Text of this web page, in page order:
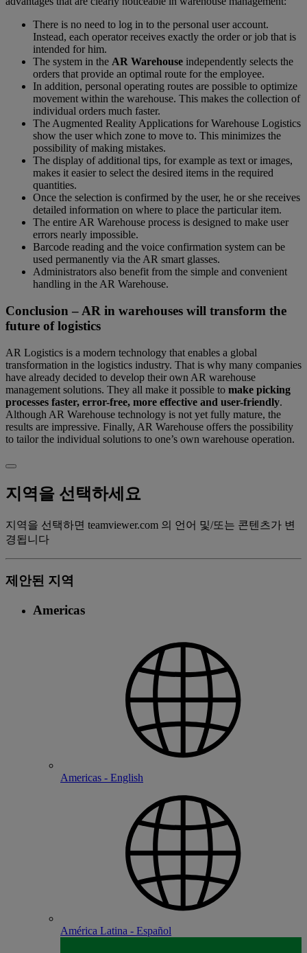
There is no need to log in to the personal user account.
Instead, each operator receives exactly the order or job that is
intended for him.
The system in the AR Warehouse independently selects the
orders that provide an optimal route for the employee.
In addition, personal operating routes are possible to optimize
movement within the warehouse. This makes the collection of
individual orders much faster.
The Augmented Reality Applications for Warehouse Logistics
show the user which zone to move to. This minimizes the
possibility of making mistakes.
The display of additional tips, for example as text or images,
makes it easier to select the desired items in the required
quantities.
Once the selection is confirmed by the user, he or she receives
detailed information on where to place the particular item.
The entire AR Warehouse process is designed to make user
errors nearly impossible.
Barcode reading and the voice confirmation system can be
used permanently via the AR smart glasses.
Administrators also benefit from the simple and convenient
handling in the AR Warehouse.
Conclusion – AR in warehouses will transform the
future of logistics
AR Logistics is a modern technology that enables a global
transformation in the logistics industry. That is why many companies
have already decided to develop their own AR warehouse
management solutions. They all make it possible to make picking
processes faster, error-free, more effective and user-friendly.
Although AR Warehouse technology is not yet fully mature, the
results are impressive. Finally, AR Warehouse offers the possibility
to tailor the individual solutions to one’s own warehouse operation.
지역을 선택하세요
지역을 선택하면 teamviewer.com 의 언어 및/또는 콘텐츠가 변
경됩니다
제안된 지역
Americas
Americas - English
América Latina - Español